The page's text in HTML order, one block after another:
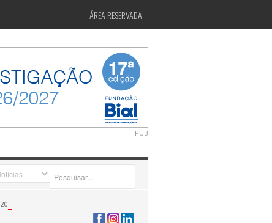
ÁREA RESERVADA
PUB
2026-07-24 15:40:00